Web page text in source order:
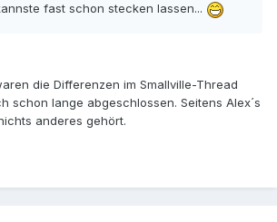
fast schon stecken lassen...
die Differenzen im Smallville-Thread
schon lange abgeschlossen. Seitens Alex´s
anderes gehört.